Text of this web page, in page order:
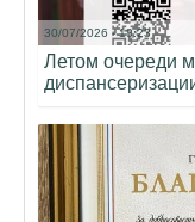
30/07/2026 - 18:23
Летом очереди